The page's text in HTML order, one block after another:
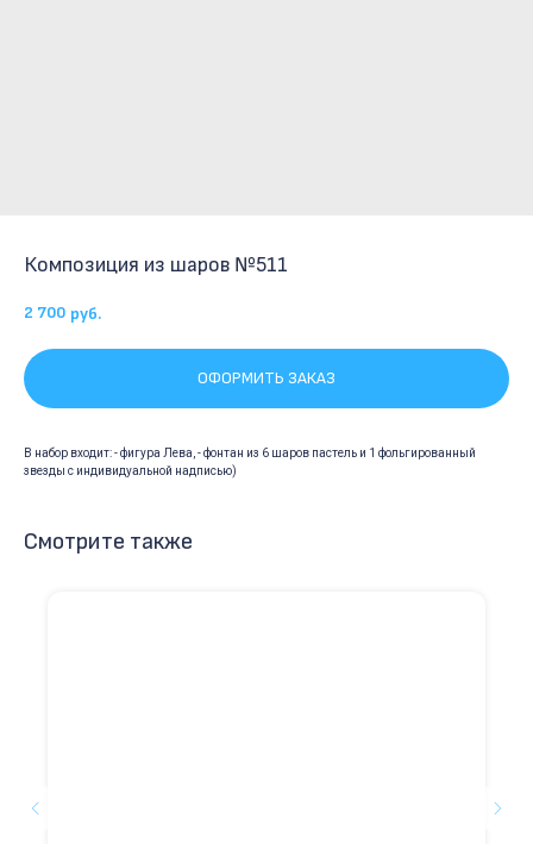
Композиция из шаров №511
2 700 руб.
ОФОРМИТЬ ЗАКАЗ
В набор входит: - фигура Лева, - фонтан из 6 шаров пастель и 1 фольгированный
звезды с индивидуальной надписью)
Смотрите также